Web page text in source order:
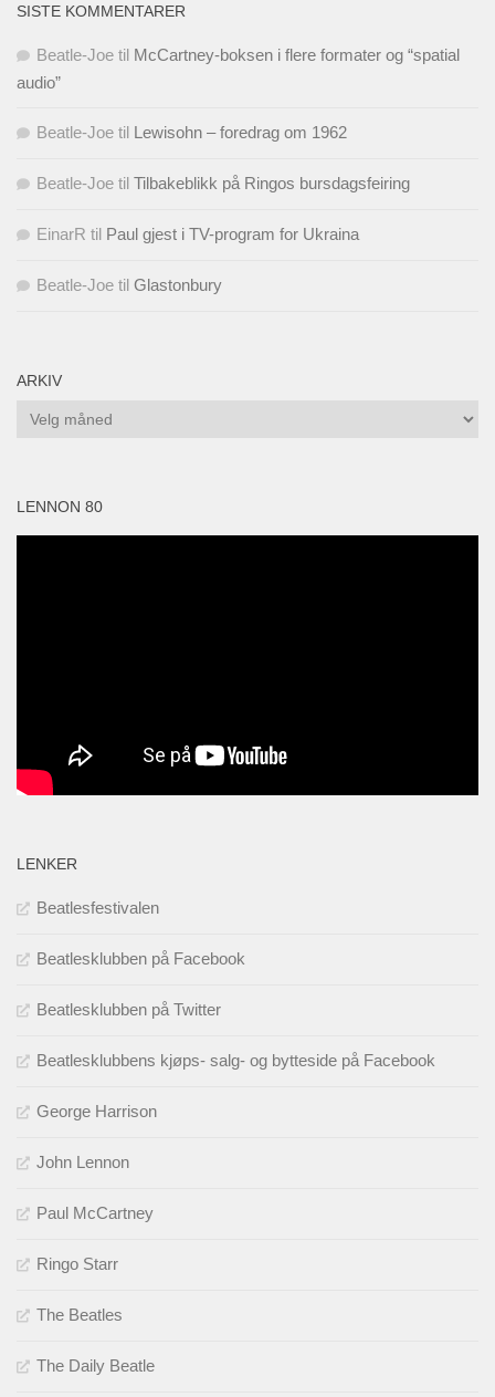
SISTE KOMMENTARER
Beatle-Joe til McCartney-boksen i flere formater og “spatial
audio”
Beatle-Joe til Lewisohn – foredrag om 1962
Beatle-Joe til Tilbakeblikk på Ringos bursdagsfeiring
EinarR til Paul gjest i TV-program for Ukraina
Beatle-Joe til Glastonbury
ARKIV
Arkiv
LENNON 80
LENKER
Beatlesfestivalen
Beatlesklubben på Facebook
Beatlesklubben på Twitter
Beatlesklubbens kjøps- salg- og bytteside på Facebook
George Harrison
John Lennon
Paul McCartney
Ringo Starr
The Beatles
The Daily Beatle